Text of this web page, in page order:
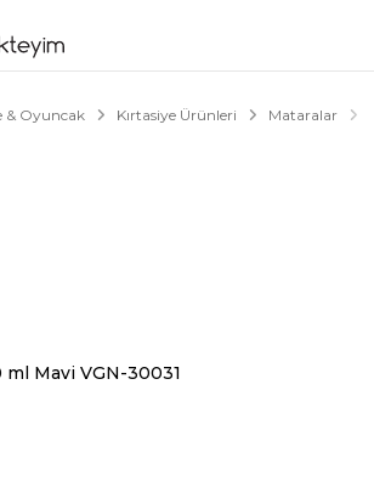
& Oyuncak Kırtasiye Ürünleri Mataralar
Mavi VGN-30031
1/1